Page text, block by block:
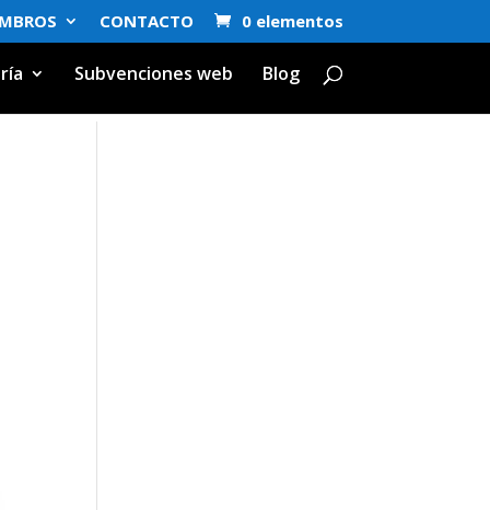
CONTACTO 0 elementos
Subvenciones web Blog